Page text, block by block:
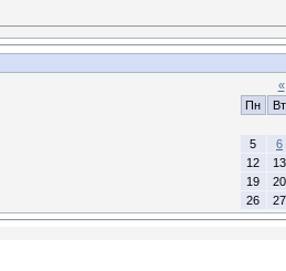
«
Пн
Вт
5
6
12
13
19
20
26
27